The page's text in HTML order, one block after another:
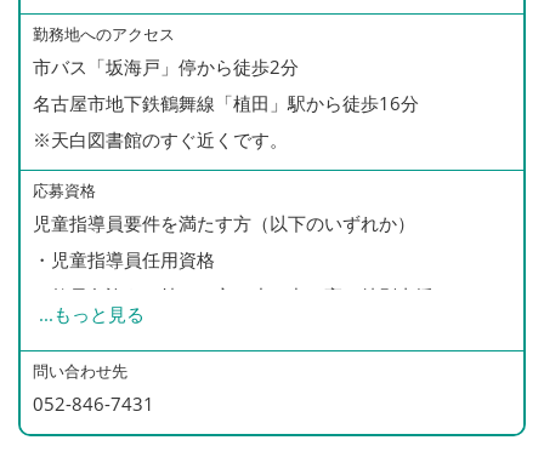
・車通勤OK（駐車場あり）
・定期健康診断
・年次有給休暇
・慶弔休暇
・産前産後休暇
・育児休暇
勤務地へのアクセス
市バス「坂海戸」停から徒歩2分
名古屋市地下鉄鶴舞線「植田」駅から徒歩16分
※天白図書館のすぐ近くです。
応募資格
児童指導員要件を満たす方（以下のいずれか）
・児童指導員任用資格
・教員免許をお持ちの方（小・中・高・特別支援）
・社会福祉士
・精神保健福祉士
・4年制大学の社会福祉学、心理学、教育学、社会学部を
卒業
...もっと見る
問い合わせ先
052-846-7431